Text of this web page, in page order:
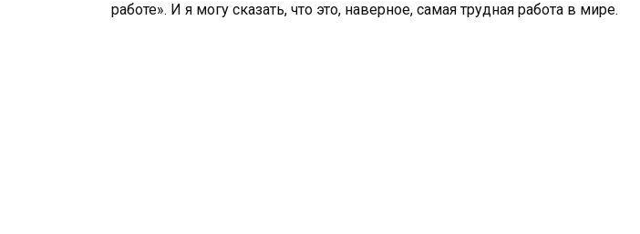
работе». И я могу сказать, что это, наверное, самая трудная работа в мире.